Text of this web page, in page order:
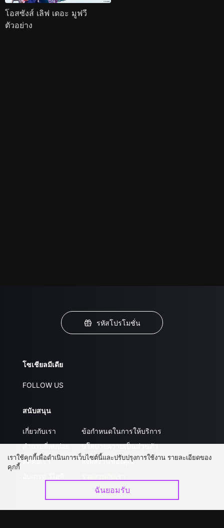
โอสซังส์ เลิฟ เดอะ มูฟวี
ตัวอย่าง
รหัสโปรโมชั่น
โซเชียลมีเดีย
FOLLOW US
สนับสนุน
เกี่ยวกับเรา
คำถามที่พบบ่อย
ติดต่อเรา
ข้อกำหนดในการให้บริการ
นโยบายความเป็นส่วนตัว
ส่งผลงานของคุณ
เราใช้คุกกี้เพื่อดำเนินการเว็บไซต์นี้และปรับปรุงการใช้งาน รายละเอียดของ
คุกกี้
ฉันยอมรับ